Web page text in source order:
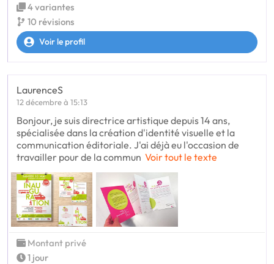
4 variantes
10 révisions
Voir le profil
LaurenceS
12 décembre à 15:13
Bonjour, je suis directrice artistique depuis 14 ans,
spécialisée dans la création d'identité visuelle et la
communication éditoriale. J'ai déjà eu l'occasion de
travailler pour de la commun Voir tout le texte
Montant privé
1 jour